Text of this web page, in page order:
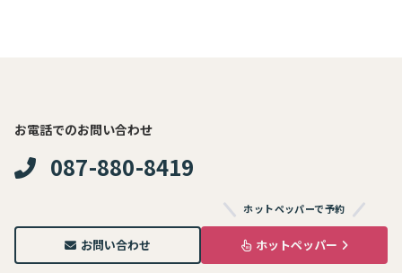
お電話でのお問い合わせ
087-880-8419
お問い合わせ
ホットペッパーで予約
ホットペッパー